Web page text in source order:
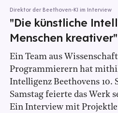
Direktor der Beethoven-KI im Interview
"Die künstliche
Menschen kreativer"
Ein Team aus
Programmierern hat
Intelligenz Beethovens 10.
Samstag feierte das Werk
Ein Interview mit